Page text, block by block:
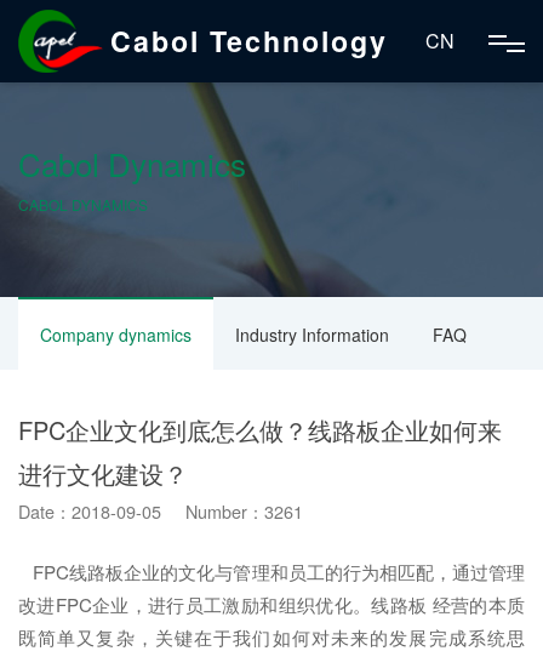
Cabol Technology CN
Cabol Dynamics
CABOL DYNAMICS
Company dynamics Industry Information FAQ
FPC企业文化到底怎么做？线路板企业如何来
进行文化建设？
Date：2018-09-05 Number：3261
FPC线路板企业的文化与管理和员工的行为相匹配，通过管理
改进FPC企业，进行员工激励和组织优化。线路板 经营的本质
既简单又复杂，关键在于我们如何对未来的发展完成系统思